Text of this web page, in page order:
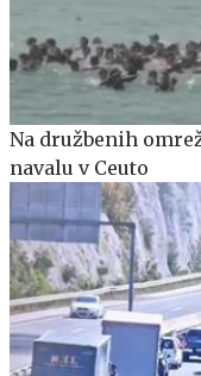
Na družbenih
navalu v Ceuto